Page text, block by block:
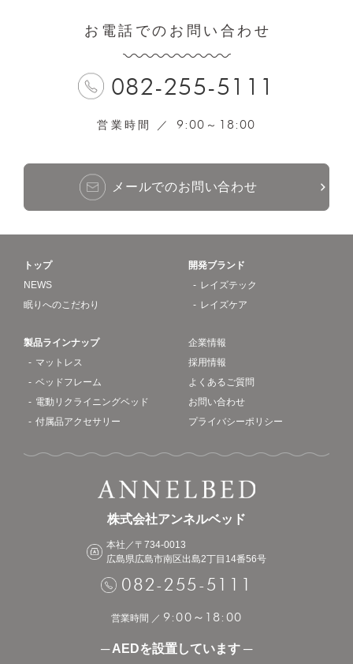
お電話でのお問い合わせ
082-255-5111
営業時間 ／ 9:00 ～ 18:00
メールでのお問い合わせ
トップ
NEWS
眠りへのこだわり
開発ブランド
レイズテック
レイズケア
製品ラインナップ
マットレス
ベッドフレーム
電動リクライニングベッド
付属品アクセサリー
企業情報
採用情報
よくあるご質問
お問い合わせ
プライバシーポリシー
株式会社アンネルベッド
本社／〒734-0013
広島県広島市南区出島2丁目14番56号
082-255-5111
営業時間 ／ 9:00 ～ 18:00
─ AEDを設置しています ─